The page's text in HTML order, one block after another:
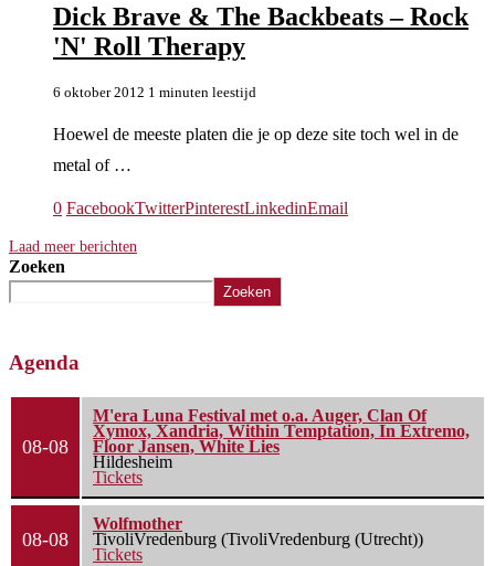
Dick Brave & The Backbeats – Rock
'N' Roll Therapy
6 oktober 2012 1 minuten leestijd
Hoewel de meeste platen die je op deze site toch wel in de
metal of …
0 FacebookTwitterPinterestLinkedinEmail
Laad meer berichten
Zoeken
Zoeken
Agenda
08-08
M'era Luna Festival met o.a. Auger, Clan Of
Xymox, Xandria, Within Temptation, In Extremo,
Floor Jansen, White Lies
Hildesheim
Tickets
08-08
Wolfmother
TivoliVredenburg (TivoliVredenburg (Utrecht))
Tickets